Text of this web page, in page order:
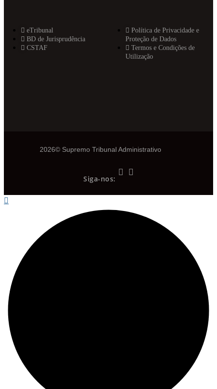
eTribunal
BD de Jurisprudência
CSTAF
Política de Privacidade e
Proteção de Dados
Termos e Condições de
Utilização
2026© Supremo Tribunal Administrativo
Siga-nos: